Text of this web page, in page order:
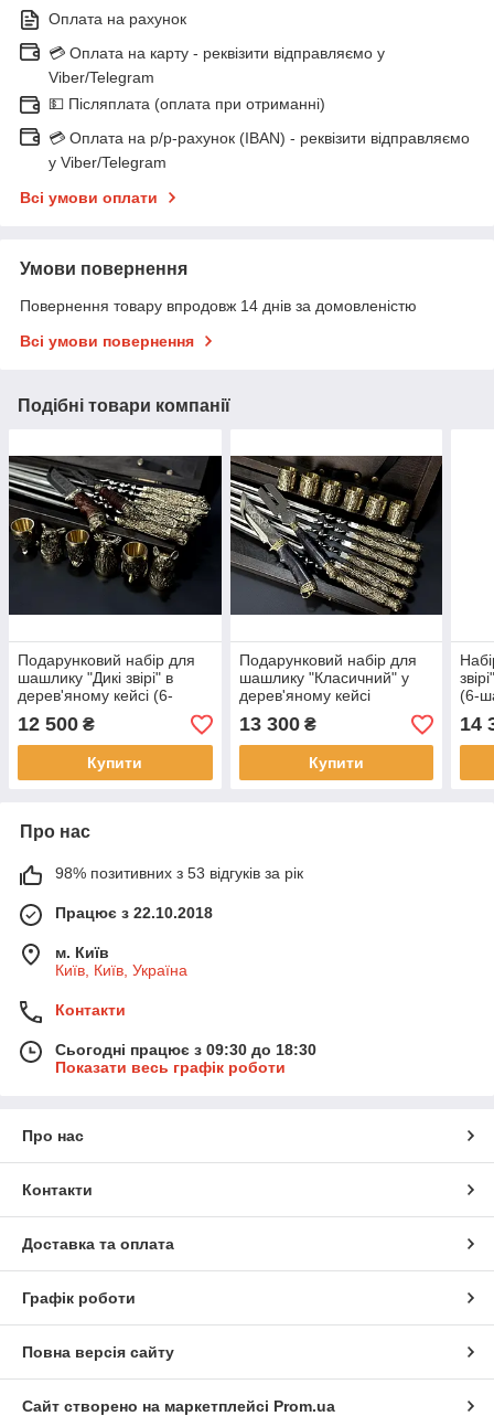
Оплата на рахунок
💳 Оплата на карту - реквізити відправляємо у
Viber/Telegram
💵 Післяплата (оплата при отриманні)
💳 Оплата на р/р-рахунок (IBAN) - реквізити відправляємо
у Viber/Telegram
Всі умови оплати
Умови повернення
Повернення товару впродовж 14 днів за домовленістю
Всі умови повернення
Подібні товари компанії
Подарунковий набір для
шашлику "Дикі звірі" в
дерев'яному кейсі (6-
шампурів, 6-чаркок, ніж,
виделка)
12 500 ₴
Купити
Подарунковий набір для
шашлику "Класичний" у
дерев'яному кейсі
(шампура, чарки, ніж,
виделка)
13 300₴
Купити
(6-
14
Про нас
98% позитивних з 53 відгуків за рік
Працює з 22.10.2018
м. Київ
Київ, Київ, Україна
Контакти
Сьогодні працює з 09:30 до 18:30
Показати весь графік роботи
Про нас
Контакти
Доставка та оплата
Графік роботи
Повна версія сайту
Сайт створено на маркетплейсі Prom.ua